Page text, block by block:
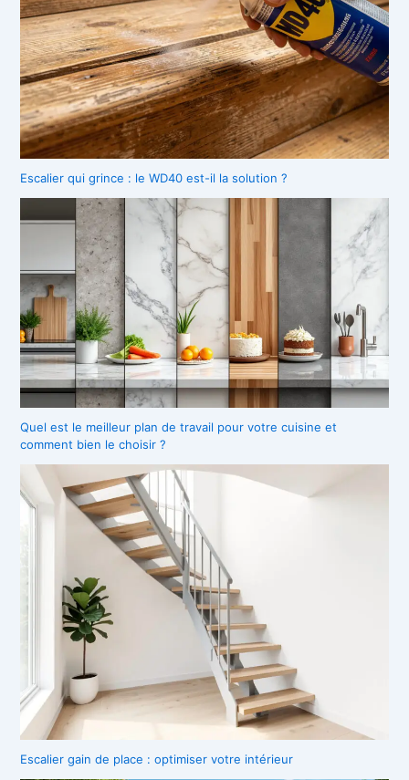
Escalier qui grince : le WD40 est-il la solution ?
Quel est le meilleur plan de travail pour votre cuisine et
comment bien le choisir ?
Escalier gain de place : optimiser votre intérieur